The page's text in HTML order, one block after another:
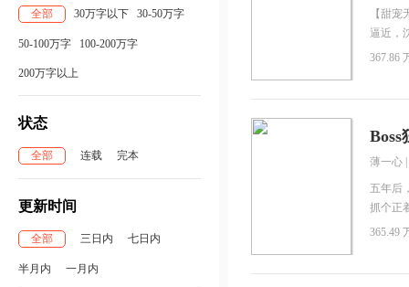
全部 30万字以下 30-50万字
50-100万字 100-200万字
200万字以上
状态
全部 连载 完本
更新时间
全部 三日内 七日内
半月内 一月内
余安
【甜
逼近，
个大恶
367.86
Boss
薄一心
五年后
抓个正
365.49